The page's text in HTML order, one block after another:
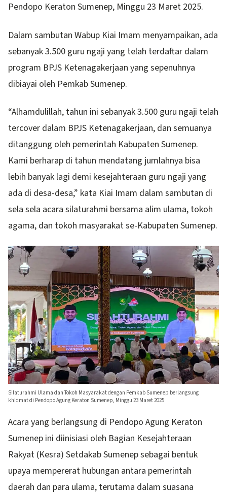
Pendopo Keraton Sumenep, Minggu 23 Maret 2025.
Dalam sambutan Wabup Kiai Imam menyampaikan, ada
sebanyak 3.500 guru ngaji yang telah terdaftar dalam
program BPJS Ketenagakerjaan yang sepenuhnya
dibiayai oleh Pemkab Sumenep.
“Alhamdulillah, tahun ini sebanyak 3.500 guru ngaji telah
tercover dalam BPJS Ketenagakerjaan, dan semuanya
ditanggung oleh pemerintah Kabupaten Sumenep.
Kami berharap di tahun mendatang jumlahnya bisa
lebih banyak lagi demi kesejahteraan guru ngaji yang
ada di desa-desa,” kata Kiai Imam dalam sambutan di
sela sela acara silaturahmi bersama alim ulama, tokoh
agama, dan tokoh masyarakat se-Kabupaten Sumenep.
Silaturahmi Ulama dan Tokoh Masyarakat dengan Pemkab Sumenep berlangsung
khidmat di Pendopo Agung Keraton Sumenep, Minggu 23 Maret 2025
Acara yang berlangsung di Pendopo Agung Keraton
Sumenep ini diinisiasi oleh Bagian Kesejahteraan
Rakyat (Kesra) Setdakab Sumenep sebagai bentuk
upaya mempererat hubungan antara pemerintah
daerah dan para ulama, terutama dalam suasana